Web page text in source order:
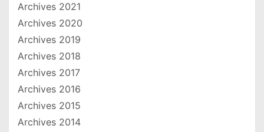
Archives 2021
Archives 2020
Archives 2019
Archives 2018
Archives 2017
Archives 2016
Archives 2015
Archives 2014